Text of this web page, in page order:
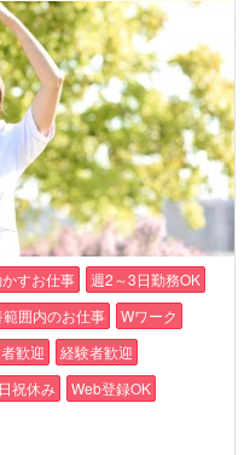
すお仕事
週2～3日勤務OK
範囲内のお仕事
Wワーク
歓迎
経験者歓迎
祝休み
Web登録OK